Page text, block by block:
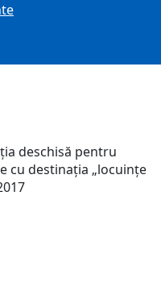
deschisă pentru
cu destinaţia „locuinţe